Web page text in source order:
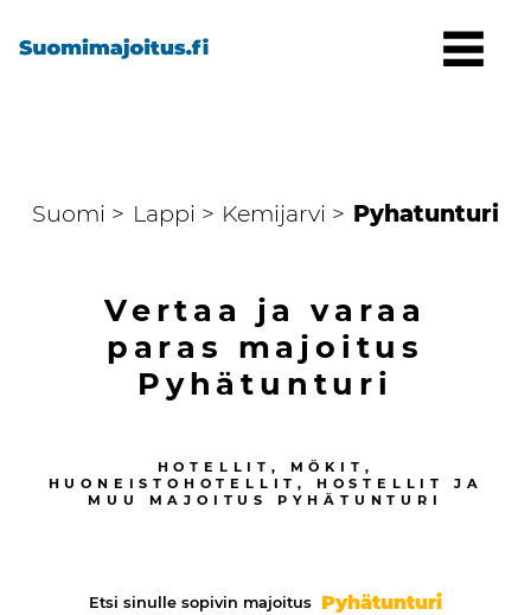
Suomi > Lappi > Kemijarvi > Pyhatunturi
Vertaa ja varaa
paras majoitus
Pyhätunturi
HOTELLIT, MÖKIT,
HUONEISTOHOTELLIT, HOSTELLIT JA
MUU MAJOITUS
PYHÄTUNTURI
Etsi sinulle sopivin majoitus Pyhätunturi